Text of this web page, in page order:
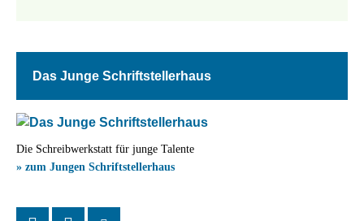
Das Junge Schriftstellerhaus
Die Schreibwerkstatt für junge Talente
» zum Jungen Schriftstellerhaus